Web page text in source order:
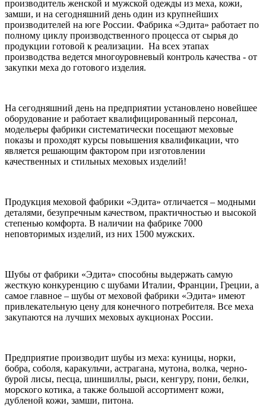
производитель женской и мужской одежды из меха, кожи,
замши, и на сегодняшний день один из крупнейших
производителей на юге России. Фабрика «Эдита» работает по
полному циклу производственного процесса от сырья до
продукции готовой к реализации. На всех этапах
производства ведется многоуровневый контроль качества - от
закупки меха до готового изделия.
На сегодняшний день на предприятии установлено новейшее
оборудование и работает квалифицированный персонал,
модельеры фабрики систематически посещают меховые
показы и проходят курсы повышения квалификации, что
является решающим фактором при изготовлении
качественных и стильных меховых изделий!
Продукция меховой фабрики «Эдита» отличается – модными
деталями, безупречным качеством, практичностью и высокой
степенью комфорта. В наличии на фабрике 7000
неповторимых изделий, из них 1500 мужских.
Шубы от фабрики «Эдита» способны выдержать самую
жесткую конкуренцию с шубами Италии, Франции, Греции, а
самое главное – шубы от меховой фабрики «Эдита» имеют
привлекательную цену для конечного потребителя. Все меха
закупаются на лучших меховых аукционах России.
Предприятие производит шубы из меха: куницы, норки,
бобра, соболя, каракульчи, астрагана, мутона, волка, черно-
бурой лисы, песца, шиншиллы, рыси, кенгуру, пони, белки,
морского котика, а также большой ассортимент кожи,
дубленой кожи, замши, питона.